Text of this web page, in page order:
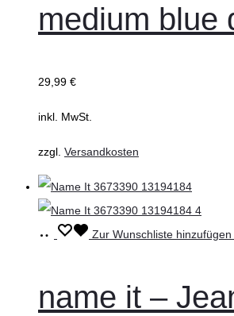
Varianten
auf.
Optionen
der
werden
medium blue
29,99 €
inkl. MwSt.
zzgl. Versandkosten
Ausführung
Dieses
mehrere
Zur Wunschliste hinzufügen
name it –